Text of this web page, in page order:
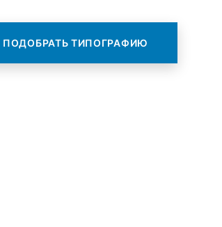
ПОДОБРАТЬ ТИПОГРАФИЮ